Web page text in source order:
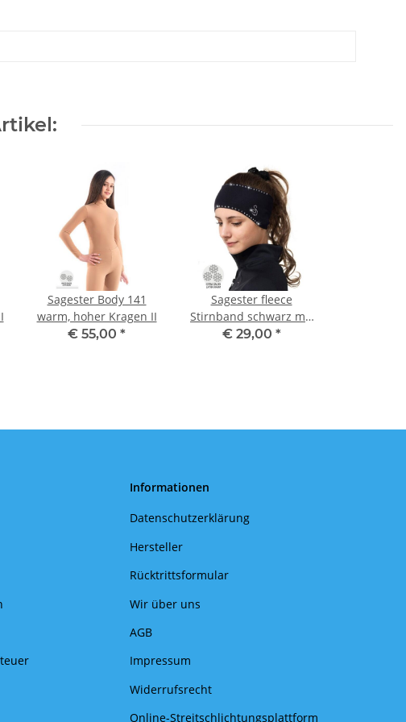
Sagester Body 141
warm, hoher Kragen II
€ 55,00 *
Sagester fleece
Stirnband schwarz mit
Kristallen
€ 29,00 *
Informationen
Datenschutzerklärung
Hersteller
Rücktrittsformular
Wir über uns
AGB
Impressum
Widerrufsrecht
Online-Streitschlichtungsplattform